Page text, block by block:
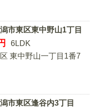
市東区東中野山1丁目
6LDK
東中野山一丁目1番7
市東区逢谷内3丁目